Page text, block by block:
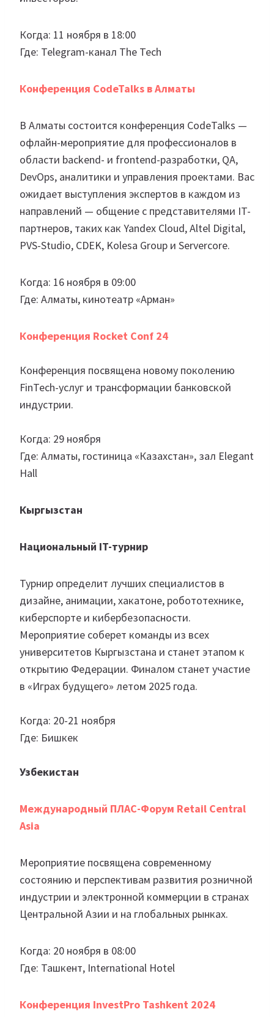
Когда: 11 ноября в 18:00
Где: Telegram-канал The Tech
Конференция CodeTalks в Алматы
В Алматы состоится конференция CodeTalks —
офлайн-мероприятие для профессионалов в
области backend- и frontend-разработки, QA,
DevOps, аналитики и управления проектами. Вас
ожидает выступления экспертов в каждом из
направлений — общение с представителями IT-
партнеров, таких как Yandex Cloud, Altel Digital,
PVS-Studio, CDEK, Kolesa Group и Servercore.
Когда: 16 ноября в 09:00
Где: Алматы, кинотеатр «Арман»
Конференция Rocket Conf 24
Конференция посвящена новому поколению
FinTech-услуг и трансформации банковской
индустрии.
Когда: 29 ноября
Где: Алматы, гостиница «Казахстан», зал Elegant
Hall
Кыргызстан
Национальный IT-турнир
Турнир определит лучших специалистов в
дизайне, анимации, хакатоне, робототехнике,
киберспорте и кибербезопасности.
Мероприятие соберет команды из всех
университетов Кыргызстана и станет этапом к
открытию Федерации. Финалом станет участие
в «Играх будущего» летом 2025 года.
Когда: 20-21 ноября
Где: Бишкек
Узбекистан
Международный ПЛАС-Форум Retail Central
Asia
Мероприятие посвящена современному
состоянию и перспективам развития розничной
индустрии и электронной коммерции в странах
Центральной Азии и на глобальных рынках.
Когда: 20 ноября в 08:00
Где: Ташкент, International Hotel
Конференция InvestPro Tashkent 2024